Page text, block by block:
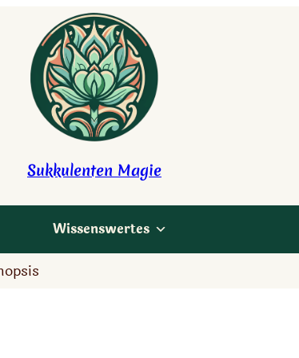
Sukkulenten Magie
Wissenswertes